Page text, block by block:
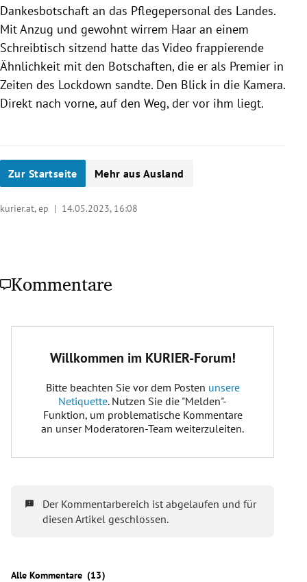
Dankesbotschaft an das Pflegepersonal des Landes.
Mit Anzug und gewohnt wirrem Haar an einem
Schreibtisch sitzend hatte das Video frappierende
Ähnlichkeit mit den Botschaften, die er als Premier in
Zeiten des Lockdown sandte. Den Blick in die Kamera.
Direkt nach vorne, auf den Weg, der vor ihm liegt.
Zur Startseite Mehr aus Ausland
kurier.at, ep | 14.05.2023, 16:08
Kommentare